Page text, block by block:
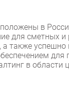
в
для сметных и
также успешно
для
в области